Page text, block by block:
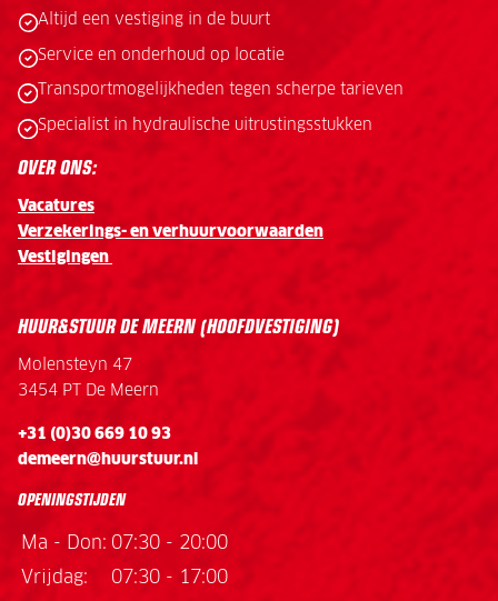
Altijd een vestiging in de buurt
Service en onderhoud op locatie
Transportmogelijkheden tegen scherpe tarieven
Specialist in hydraulische uitrustingsstukken
OVER ONS:
Vacatures
Verzekerings- en verhuurvoorwaarden
Vestigingen
HUUR&STUUR DE MEERN (HOOFDVESTIGING)
Molensteyn 47
3454 PT De Meern
+31 (0)30 669 10 93
demeern@huurstuur.nl
OPENINGSTIJDEN
Ma - Don: 07:30 - 20:00
Vrijdag:
07:30 - 17:00